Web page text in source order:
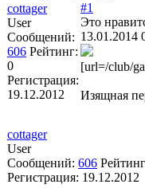
cottager
User
Сообщений:
606 Рейтинг:
0
Регистрация:
19.12.2012
#1
Это
13.01.2014
[url=/club/
Изящная
cottager
User
Сообщений: 606
Регистрация: 19.12.2012